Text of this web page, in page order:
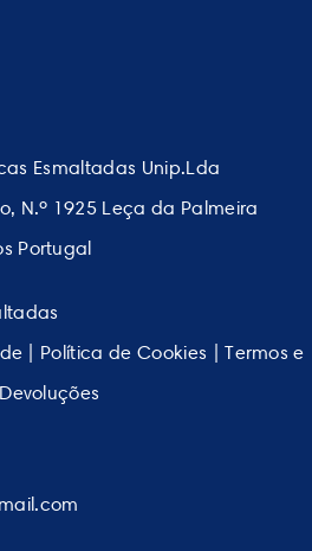
Esmaltadas Unip.Lda
N.º 1925 Leça da Palmeira
Portugal
Política de Cookies |Termos e